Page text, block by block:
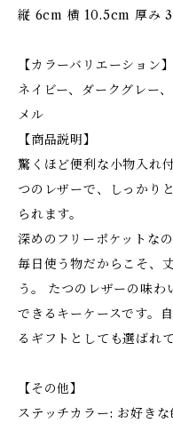
縦 6cm 横 10.5cm 厚み
【カラーバリエーション】
ネイビー、ダークグレー
メル
【商品説明】
驚くほど便利な小物入れ
つのレザーで、しっかり
られます。
深めのフリーポケットな
毎日使う物だからこそ、
う。 たつのレザーの味
できるキーケースです。
るギフトとしても選ばれて
【その他】
ステッチカラー: お好き